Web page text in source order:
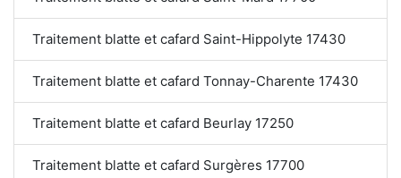
Traitement blatte et cafard Saint-Hippolyte 17430
Traitement blatte et cafard Tonnay-Charente 17430
Traitement blatte et cafard Beurlay 17250
Traitement blatte et cafard Surgères 17700